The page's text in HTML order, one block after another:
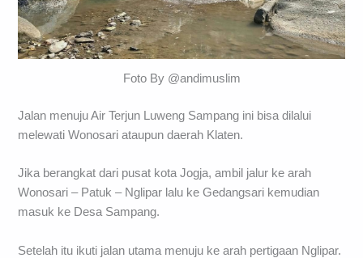
Foto By @andimuslim
Jalan menuju Air Terjun Luweng Sampang ini bisa dilalui
melewati Wonosari ataupun daerah Klaten.
Jika berangkat dari pusat kota Jogja, ambil jalur ke arah
Wonosari – Patuk – Nglipar lalu ke Gedangsari kemudian
masuk ke Desa Sampang.
Setelah itu ikuti jalan utama menuju ke arah pertigaan Nglipar.